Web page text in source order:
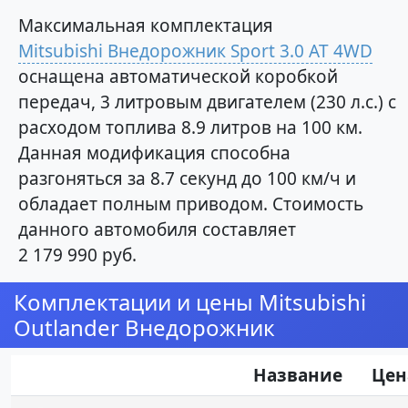
Максимальная комплектация
Mitsubishi Внедорожник Sport 3.0 AT 4WD
оснащена автоматической коробкой
передач, 3 литровым двигателем (230 л.с.) с
расходом топлива 8.9 литров на 100 км.
Данная модификация способна
разгоняться за 8.7 секунд до 100 км/ч и
обладает полным приводом. Стоимость
данного автомобиля составляет
2 179 990 руб.
Комплектации и цены Mitsubishi
Outlander Внедорожник
Название